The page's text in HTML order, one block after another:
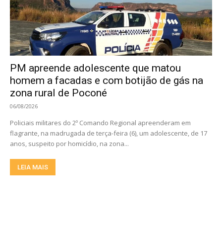
PM apreende adolescente que matou
homem a facadas e com botijão de gás na
zona rural de Poconé
06/08/2026
Policiais militares do 2º Comando Regional apreenderam em
flagrante, na madrugada de terça-feira (6), um adolescente, de 17
anos, suspeito por homicídio, na zona...
LEIA MAIS